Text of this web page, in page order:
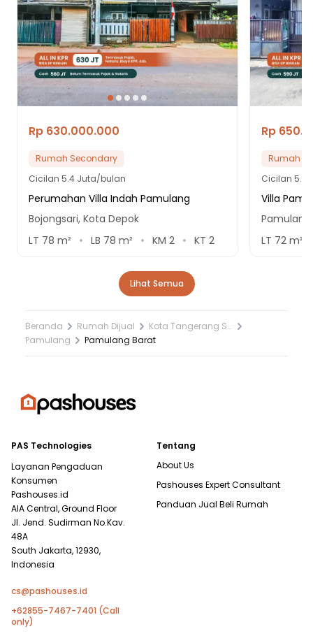
Rp 630.000.000
Rumah Secondary
Cicilan 5.4 Juta/bulan
Perumahan Villa Indah Pamulang
Bojongsari, Kota Depok
LT 78 m² LB 78 m² KM 2 KT 2
Rp
Rumah
Cicilan 5.5
Villa
LT 72m²
Lihat Semua
Beranda Rumah Dijual
Kota Tangerang Selatan
Pamulang
Pamulang Barat
PAS Technologies
Layanan Pengaduan
Konsumen
Pashouses.id
AIA Central, Ground Floor
Jl. Jend. Sudirman No.Kav.
48A
South Jakarta, 12930,
Indonesia
cs@pashouses.id
+62855-7467-7401 (Call
only)
Tentang
About Us
Pashouses Expert Consultant
Panduan Jual Beli Rumah